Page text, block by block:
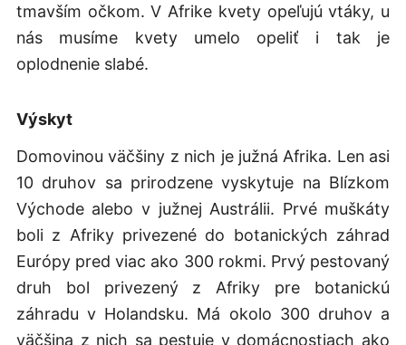
tmavším očkom. V Afrike kvety opeľujú vtáky, u
nás musíme kvety umelo opeliť i tak je
oplodnenie slabé.
Výskyt
Domovinou väčšiny z nich je južná Afrika. Len asi
10 druhov sa prirodzene vyskytuje na Blízkom
Východe alebo v južnej Austrálii. Prvé muškáty
boli z Afriky privezené do botanických záhrad
Európy pred viac ako 300 rokmi. Prvý pestovaný
druh bol privezený z Afriky pre botanickú
záhradu v Holandsku. Má okolo 300 druhov a
väčšina z nich sa pestuje v domácnostiach ako